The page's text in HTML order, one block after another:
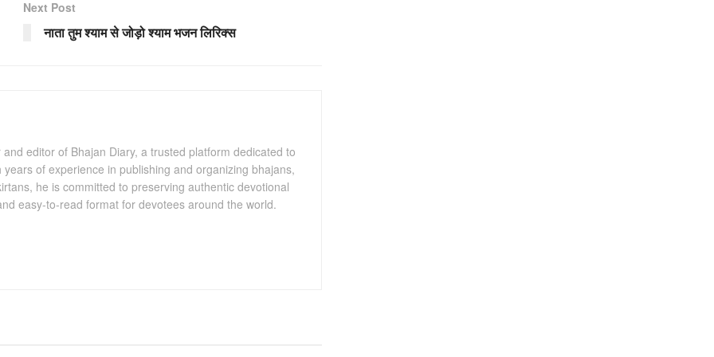
Next Post
नाता तुम श्याम से जोड़ो श्याम भजन लिरिक्स
editor of Bhajan Diary, a trusted platform dedicated to
of experience in publishing and organizing bhajans,
he is committed to preserving authentic devotional
easy-to-read format for devotees around the world.